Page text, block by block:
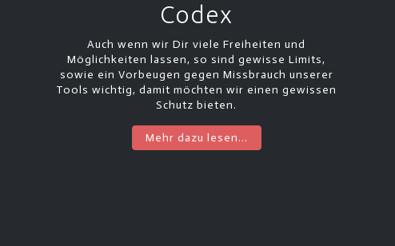
Codex
Auch wenn wir Dir viele Freiheiten und
Möglichkeiten lassen, so sind gewisse Limits,
sowie ein Vorbeugen gegen Missbrauch unserer
Tools wichtig, damit möchten wir einen gewissen
Schutz bieten.
Mehr dazu lesen...